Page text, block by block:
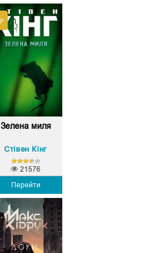
Зелена миля
Стівен Кінг
Перейти
21576